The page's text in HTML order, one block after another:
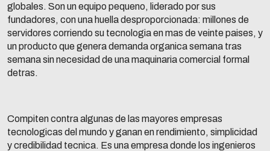
globales. Son un equipo pequeno, liderado por sus
fundadores, con una huella desproporcionada: millones de
servidores corriendo su tecnologia en mas de veinte paises, y
un producto que genera demanda organica semana tras
semana sin necesidad de una maquinaria comercial formal
detras.
Compiten contra algunas de las mayores empresas
tecnologicas del mundo y ganan en rendimiento, simplicidad
y credibilidad tecnica. Es una empresa donde los ingenieros